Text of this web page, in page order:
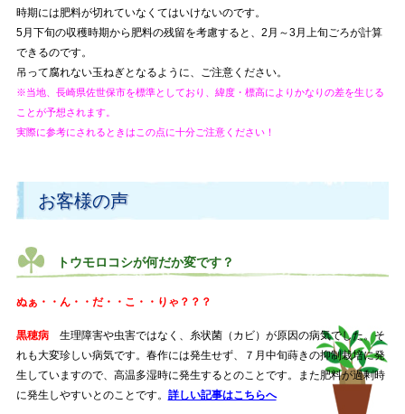
時期には肥料が切れていなくてはいけないのです。
5月下旬の収穫時期から肥料の残留を考慮すると、2月～3月上旬ごろが計算
できるのです。
吊って腐れない玉ねぎとなるように、ご注意ください。
※当地、長崎県佐世保市を標準としており、緯度・標高によりかなりの差を生じる
ことが予想されます。
実際に参考にされるときはこの点に十分ご注意ください！
お客様の声
トウモロコシが何だか変です？
ぬぁ・・ん・・だ・・こ・・りゃ？？？
黒穂病生理障害や虫害ではなく、糸状菌（カビ）が原因の病気でした。そ
れも大変珍しい病気です。春作には発生せず、７月中旬蒔きの抑制栽培に発
生していますので、高温多湿時に発生するとのことです。また肥料が過剰時
に発生しやすいとのことです。 詳しい記事はこちらへ